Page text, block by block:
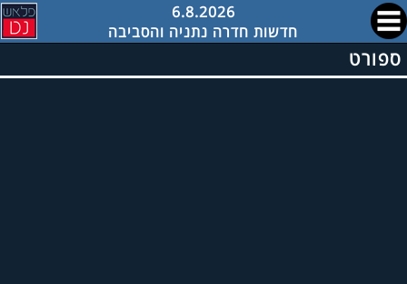
6.8.2026
חדשות חדרה נתניה והסביבה
ספורט